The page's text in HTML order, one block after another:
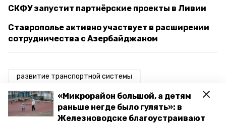
«Микрорайон большой, а детям
раньше негде было гулять»: в
Железноводске благоустраивают
СКФУ запустит партнёрские проекты в Ливии
Ставрополье активно участвует в расширении
сотрудничества с Азербайджаном
развитие транспортной системы
транспортная инфраструктура
инфраструктура ставрополье скфу